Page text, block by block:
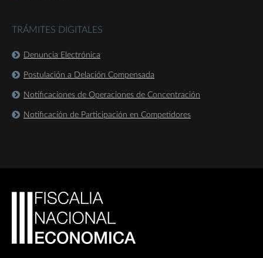
TRÁMITES DIGITALES
Denuncia Electrónica
Postulación a Delación Compensada
Notificaciones de Operaciones de Concentración
Notificación de Participación en Competidores